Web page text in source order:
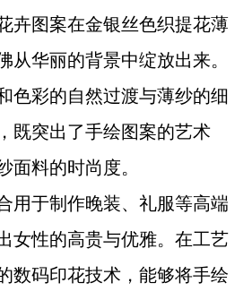
卉图案在金银丝色织提花薄
从华丽的背景中绽放出来。
色彩的自然过渡与薄纱的细
既突出了手绘图案的艺术
面料的时尚度。
用于制作晚装、礼服等高端
女性的高贵与优雅。在工艺
数码印花技术，能够将手绘